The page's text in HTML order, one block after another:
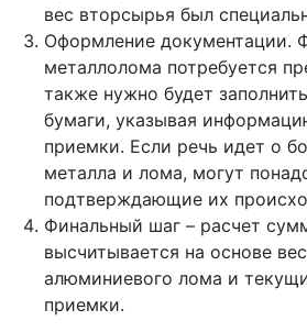
вес вторсырья был
Оформление документации.
металлолома потребуется
также нужно будет
бумаги, указывая
приемки. Если речь идет о
металла и лома, могут
подтверждающие их
Финальный шаг – расчет
высчитывается на основе
алюминиевого лома и
приемки.